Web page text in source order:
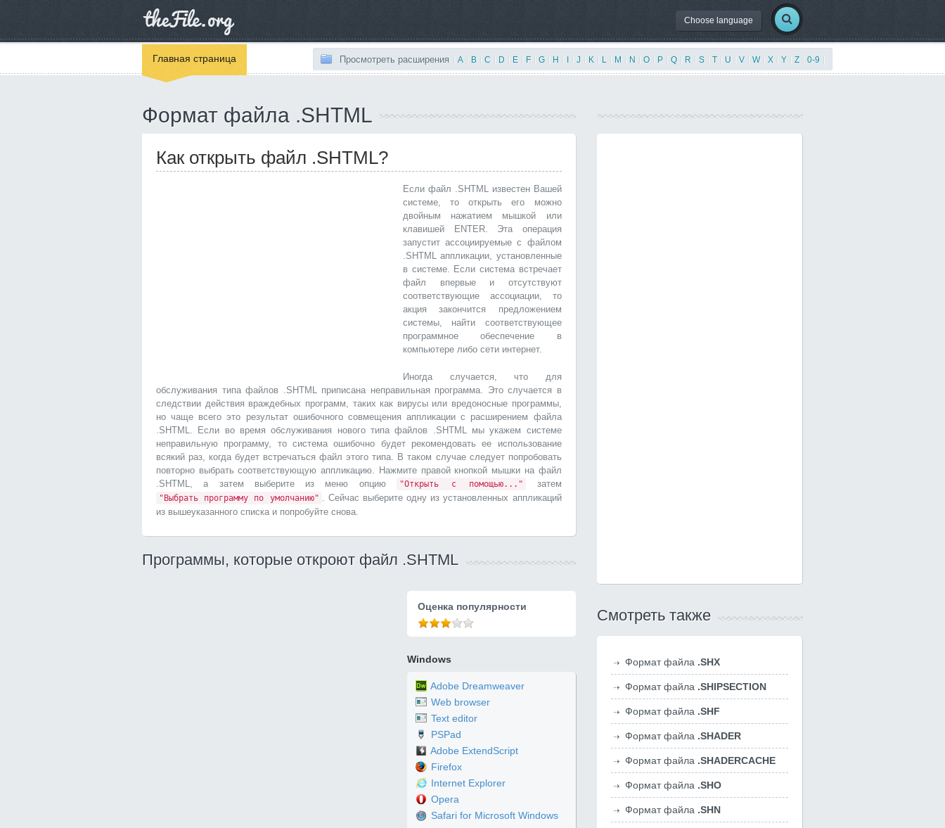
Choose language
Главная страница Просмотреть расширения A B C D E F G H J K L M N O P Q R S T U V W| X Y Z 0-9
Формат файла .SHTML
Как открыть файл .SHTML?
Если файл .SHTML известен Вашей
системе, то открыть его можно
двойным нажатием мышкой или
клавишей ENTER. Эта операция
запустит ассоциируемые с файлом
.SHTML аппликации, установленные
в системе. Если система встречает
файл впервые и отсутствуют
соответствующие ассоциации, то
акция закончится предложением
системы, найти соответствующее
программное обеспечение в
компьютере либо сети интернет.
Иногда случается, что для
обслуживания типа файлов .SHTML приписана неправильная программа. Это случается в
следствии действия враждебных программ, таких как вирусы или вредоносные программы,
но чаще всего это результат ошибочного совмещения аппликации с расширением файла
.SHTML. Если во время обслуживания нового типа файлов .SHTML мы укажем системе
неправильную программу, то система ошибочно будет рекомендовать ее использование
всякий раз, когда будет встречаться файл этого типа. В таком случае следует попробовать
повторно выбрать соответствующую аппликацию. Нажмите правой кнопкой мышки на файл
.SHTML, а затем выберите из меню опцию
"Открыть с помощью..." затем
"Выбрать программу по умолчанию" . Сейчас выберите одну из установленных аппликаций
из вышеуказанного списка и попробуйте снова.
Программы, которые откроют файл .SHTML
Оценка популярности
Windows
Adobe Dreamweaver
Web browser
Text editor
PSPad
Adobe ExtendScript
Firefox
Internet Explorer
Opera
Safari for Microsoft Windows
Смотреть также
Формат файла .SHX
Формат файла .SHIPSECTION
Формат файла .SHF
Формат файла .SHADER
Формат файла .SHADERCACHE
Формат файла .SHO
Формат файла .SHN